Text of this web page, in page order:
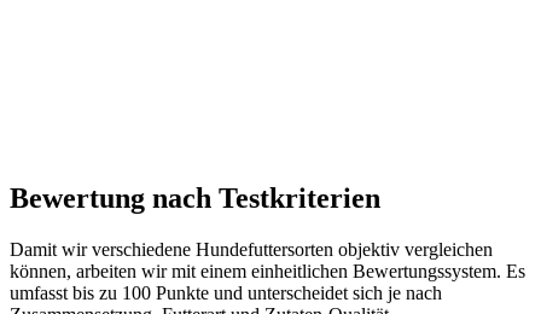
Bewertung nach Testkriterien
Damit wir verschiedene Hundefuttersorten objektiv vergleichen
können, arbeiten wir mit einem einheitlichen Bewertungssystem. Es
umfasst bis zu 100 Punkte und unterscheidet sich je nach